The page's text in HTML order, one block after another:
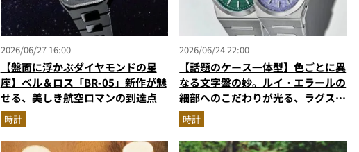
2026/06/27 16:00
【盤面に浮かぶダイヤモンドの星
座】ベル＆ロス「BR-05」新作が魅
せる、美しき航空ロマンの到達点
時計
2026/06/24 22:00
【話題のケース一体型】色ごとに異
なる文字盤の妙。ルイ・エラールの
細部へのこだわりが光る、ラグスポ
の新星「2340」
時計